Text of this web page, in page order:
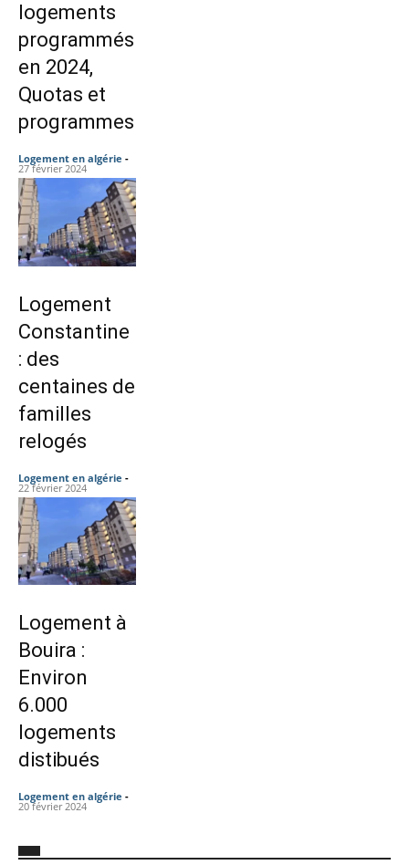
logements
programmés
en 2024,
Quotas et
programmes
Logement en algérie -
27 février 2024
Logement
Constantine
: des
centaines de
familles
relogés
Logement en algérie -
22 février 2024
Logement à
Bouira :
Environ
6.000
logements
distibués
Logement en algérie -
20 février 2024